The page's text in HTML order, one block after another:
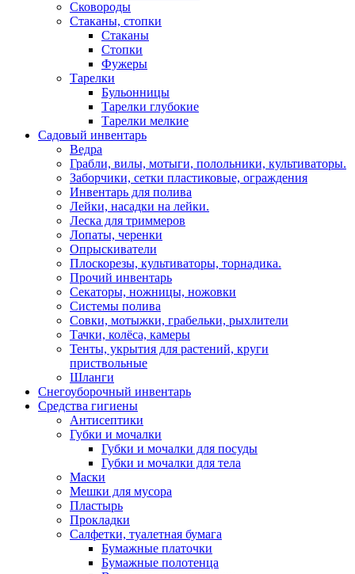
Сковороды
Стаканы, стопки
Стаканы
Стопки
Фужеры
Тарелки
Бульонницы
Тарелки глубокие
Тарелки мелкие
Садовый инвентарь
Ведра
Грабли, вилы, мотыги, полольники, культиваторы.
Заборчики, сетки пластиковые, ограждения
Инвентарь для полива
Лейки, насадки на лейки.
Леска для триммеров
Лопаты, черенки
Опрыскиватели
Плоскорезы, культиваторы, торнадика.
Прочий инвентарь
Секаторы, ножницы, ножовки
Системы полива
Совки, мотыжки, грабельки, рыхлители
Тачки, колёса, камеры
Тенты, укрытия для растений, круги
приствольные
Шланги
Снегоуборочный инвентарь
Средства гигиены
Антисептики
Губки и мочалки
Губки и мочалки для посуды
Губки и мочалки для тела
Маски
Мешки для мусора
Пластырь
Прокладки
Салфетки, туалетная бумага
Бумажные платочки
Бумажные полотенца